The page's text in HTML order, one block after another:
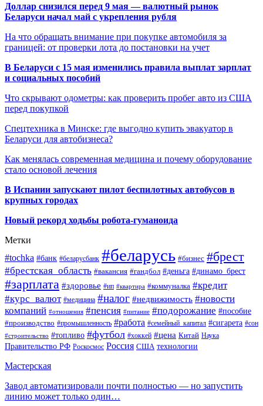
Доллар снизился перед 9 мая — валютный рынок
Беларуси начал май с укрепления рубля
На что обращать внимание при покупке автомобиля за
границей: от проверки лота до постановки на учет
В Беларуси с 15 мая изменились правила выплат зарплат
и социальных пособий
Что скрывают одометры: как проверить пробег авто из США
перед покупкой
Спецтехника в Минске: где выгодно купить эвакуатор в
Беларуси для автобизнеса?
Как менялась современная медицина и почему оборудование
стало основой лечения
В Испании запускают пилот беспилотных автобусов в
крупных городах
Новый рекорд ходьбы робота-гуманоида
Метки
#tochka #банк #беларусбанк #беларусь #бизнес #брест
#брестская_область #вакансия #гандбол #деньга #динамо_брест
#зарплата #здоровье #ип #квартира #коммуналка #кредит
#курс_валют #медицина #налог #недвижимость #новости
компаний #отношения #пенсия #питание #подорожание #пособие
#производство #промышленность #работа #семейный_капитал #сигарета #сон
#строительство #топливо #футбол #хоккей #цена Китай Наука
Правительство РФ Роскосмос Россия США технологии
Мастерская
Завод автоматизировали почти полностью — но запустить
линию может только один…